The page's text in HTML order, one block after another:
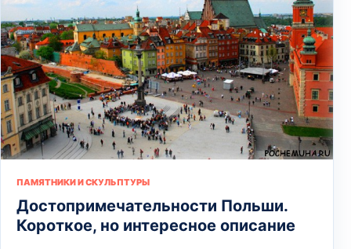
ПАМЯТНИКИ И СКУЛЬПТУРЫ
Достопримечательности Польши.
Короткое, но интересное описание